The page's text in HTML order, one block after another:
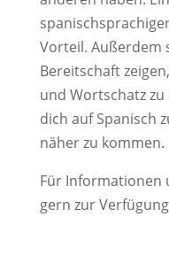
Vorteil. Außerdem
Bereitschaft
und Wortschatz
dich auf Spanisch
näher zu kommen.
Für Informationen
gern zur